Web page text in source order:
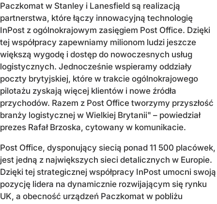
Paczkomat w Stanley i Lanesfield są realizacją
partnerstwa, które łączy innowacyjną technologię
InPost z ogólnokrajowym zasięgiem Post Office. Dzięki
tej współpracy zapewniamy milionom ludzi jeszcze
większą wygodę i dostęp do nowoczesnych usług
logistycznych. Jednocześnie wspieramy oddziały
poczty brytyjskiej, które w trakcie ogólnokrajowego
pilotażu zyskają więcej klientów i nowe źródła
przychodów. Razem z Post Office tworzymy przyszłość
branży logistycznej w Wielkiej Brytanii" – powiedział
prezes Rafał Brzoska, cytowany w komunikacie.
Post Office, dysponujący siecią ponad 11 500 placówek,
jest jedną z największych sieci detalicznych w Europie.
Dzięki tej strategicznej współpracy InPost umocni swoją
pozycję lidera na dynamicznie rozwijającym się rynku
UK, a obecność urządzeń Paczkomat w pobliżu